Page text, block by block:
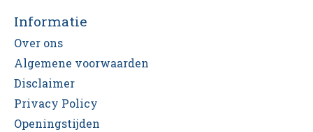
Informatie
Over ons
Algemene voorwaarden
Disclaimer
Privacy Policy
Openingstijden